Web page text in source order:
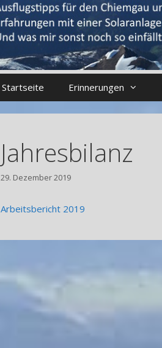
Startseite Erinnerungen
Jahresbilanz
29. Dezember 2019
Arbeitsbericht 2019